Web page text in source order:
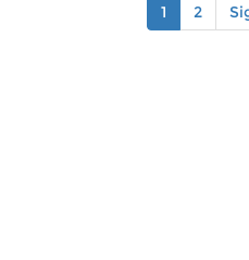
1 2